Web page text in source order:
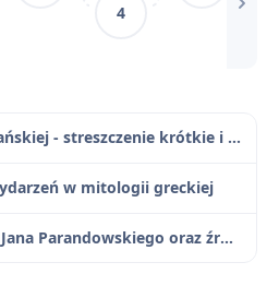
4
Mit o wojnie trojańskiej - streszczenie krótkie i szczegółowe
w mitologii greckiej
Geneza Mitologii Jana Parandowskiego oraz źródła antyczne